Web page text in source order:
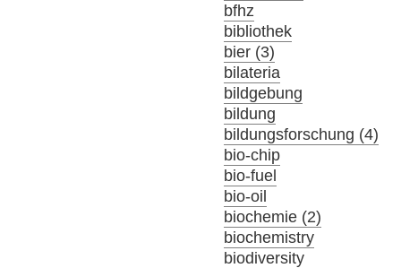
bfhz
bibliothek
bier (3)
bilateria
bildgebung
bildung
bildungsforschung (4)
bio-chip
bio-fuel
bio-oil
biochemie (2)
biochemistry
biodiversity